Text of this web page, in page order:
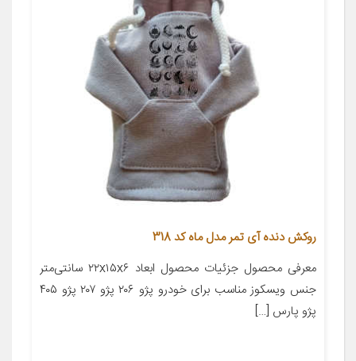
روکش دنده آی تمر مدل ماه کد 318
معرفی محصول جزئیات محصول ابعاد ۲۲x۱۵x۶ سانتی‌متر
جنس ویسکوز مناسب برای خودرو پژو ۲۰۶ پژو ۲۰۷ پژو ۴۰۵
پژو پارس […]